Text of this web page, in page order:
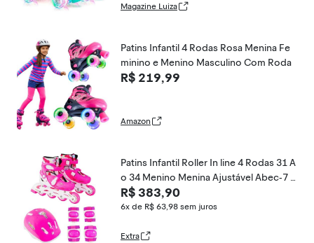
Magazine Luiza
Patins Infantil 4 Rodas Rosa Menina Fe
minino e Menino Masculino Com Roda
R$ 219,99
Amazon
Patins Infantil Roller In line 4 Rodas 31 A
o 34 Menino Menina Ajustável Abec-7 C
om Kit De Proteção Freio Traseiro Bota
Confortável Rosa
R$ 383,90
6x de R$ 63,98 sem juros
Extra